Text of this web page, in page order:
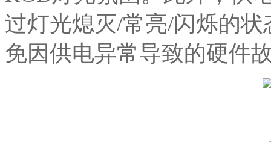
过灯光熄灭/常亮/闪烁的
免因供电异常导致的硬件